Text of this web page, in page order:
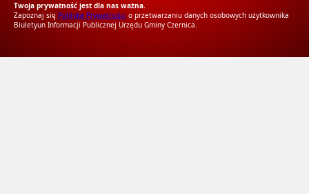
Twoja prywatność jest dla nas ważna.
Zapoznaj się Polityką Prywatności o przetwarzaniu danych osobowych użytkownika
Biuletyun Informacji Publicznej Urzędu Gminy Czernica.